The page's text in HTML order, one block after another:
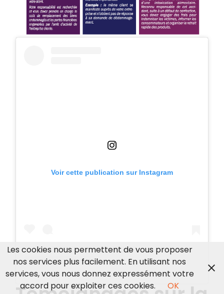
Voir cette publication sur Instagram
Les cookies nous permettent de vous proposer
nos services plus facilement. En utilisant nos
services, vous nous donnez expressément votre
accord pour exploiter ces cookies.
OK